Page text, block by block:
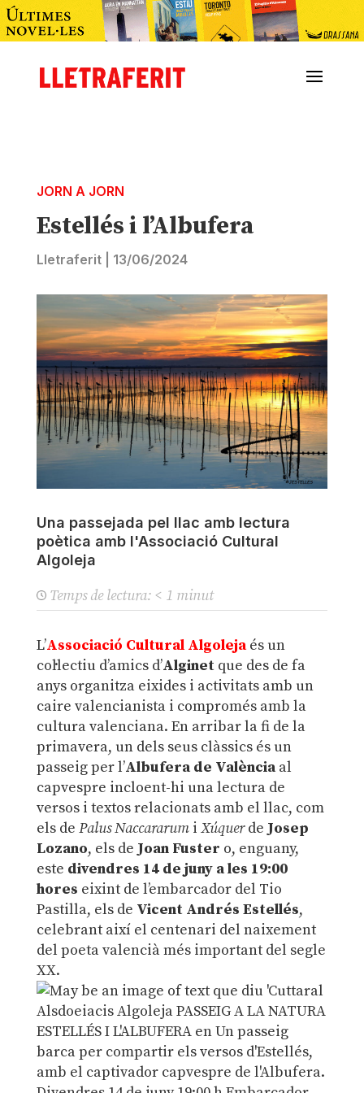
JORN A JORN
Estellés i l’Albufera
Lletraferit| 13/06/2024
Una passejada pel llac amb lectura
poètica amb l'Associació Cultural
Algoleja
Temps de lectura: < 1 minut
L’Associació Cultural Algolejaés un
col·lectiu d’amics d’Alginetque des de fa
anys organitza eixides i activitats amb un
caire valencianista i compromés amb la
cultura valenciana. En arribar la fi de la
primavera, un dels seus clàssics és un
passeig per l’Albufera de Valènciaal
capvespre incloent-hi una lectura de
versos i textos relacionats amb el llac, com
els de Palus Naccararumi Xúquerde Josep
Lozano, els de Joan Fuster o, enguany,
este divendres 14 de juny a les 19:00
hores eixint de l’embarcador del Tio
Pastilla, els de Vicent Andrés Estellés,
celebrant així el centenari del naixement
del poeta valencià més important del segle
XX.